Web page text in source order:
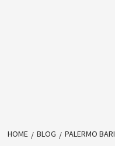
HOME BLOG PALERMO BARI